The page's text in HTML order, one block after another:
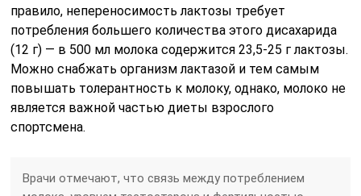
правило, непереносимость лактозы требует
потребления большего количества этого дисахарида
(12 г) — в 500 мл молока содержится 23,5-25 г лактозы.
Можно снабжать организм лактазой и тем самым
повышать толерантность к молоку, однако, молоко не
является важной частью диеты взрослого
спортсмена.
Врачи отмечают, что связь между потреблением